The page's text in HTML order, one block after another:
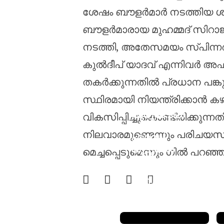
ശേഷം ബൗളർമാർ നടത്തിയ
ബൗളർമാരായ മുഹമ്മദ്
നടത്തി, അതേസമയം
കുൽദീപ് യാദവ് എന്നിവർ
തകർക്കുന്നതിൽ പ്രധാന
സ്ഥിരമായി നിയന്ത്രിക്കാൻ
നിലവാരമുണ്ടെന്നും
മെച്ചപ്പെടുമെന്നും ഗിൽ
പുരുഷ ടി20
ക്രിക്കറ്റിൽ
ഏറ്റവും
കൂടുതൽ
റൺസ്
കളിക്കാരനാ